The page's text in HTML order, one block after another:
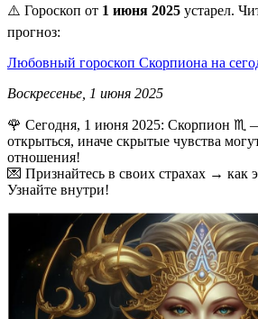
⚠️ Гороскоп от 1 июня 2025 устарел.
прогноз:
Любовный гороскоп Скорпиона на
Воскресенье, 1 июня 2025
🌹 Сегодня, 1 июня 2025: Скорпион ♏
открыться, иначе скрытые чувства
отношения!
💌 Признайтесь в своих страхах → как
Узнайте внутри!